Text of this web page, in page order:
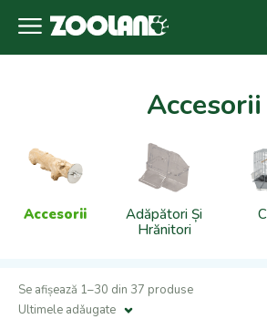
Accesorii
Accesorii
Adăpători Și
Hrănitori
Se afișează 1–30 din 37 produse
Ultimele adǎugate